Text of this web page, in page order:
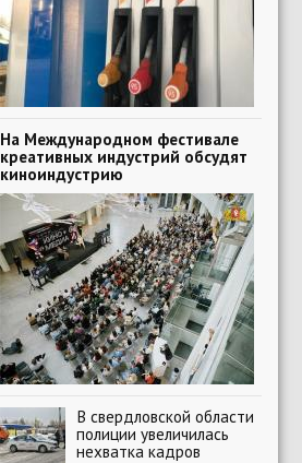
На Международном фестивале
креативных индустрий обсудят
киноиндустрию
В свердловской области
полиции увеличилась
нехватка кадров